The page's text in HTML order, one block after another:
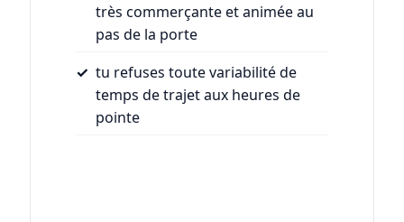
très commerçante et animée au
pas de la porte
tu refuses toute variabilité de
temps de trajet aux heures de
pointe